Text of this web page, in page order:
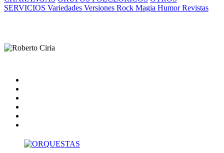
SERVICIOS Variedades Versiones Rock Magia Humor Revistas